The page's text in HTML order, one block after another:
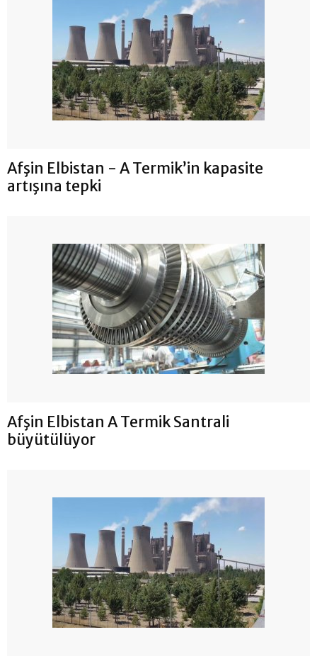
Afşin Elbistan - A Termik’in kapasite
artışına tepki
Afşin Elbistan A Termik Santrali
büyütülüyor